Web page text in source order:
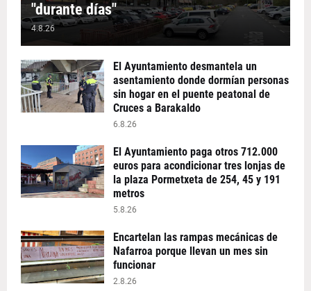
"durante días"
4.8.26
El Ayuntamiento desmantela un
asentamiento donde dormían personas
sin hogar en el puente peatonal de
Cruces a Barakaldo
6.8.26
El Ayuntamiento paga otros 712.000
euros para acondicionar tres lonjas de
la plaza Pormetxeta de 254, 45 y 191
metros
5.8.26
Encartelan las rampas mecánicas de
Nafarroa porque llevan un mes sin
funcionar
2.8.26